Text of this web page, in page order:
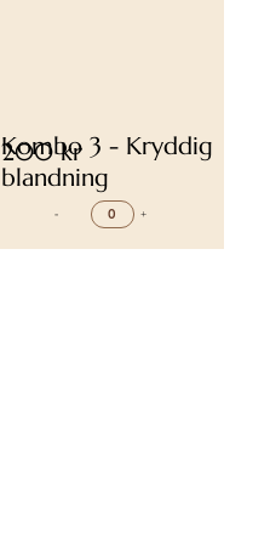
200 kr
Kombo 3 - Kryddig
blandning
- +